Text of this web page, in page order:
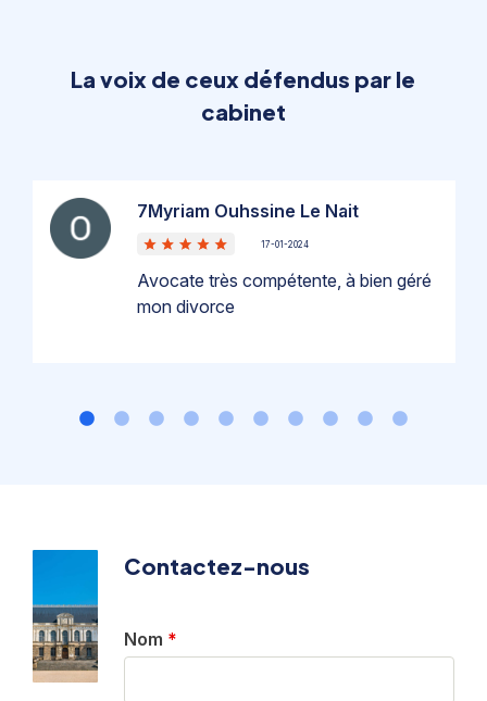
La voix de ceux défendus par le
cabinet
7Myriam Ouhssine Le Nait
17-01-2024
Avocate très compétente, à bien géré
mon divorce
Contactez-nous
Nom *